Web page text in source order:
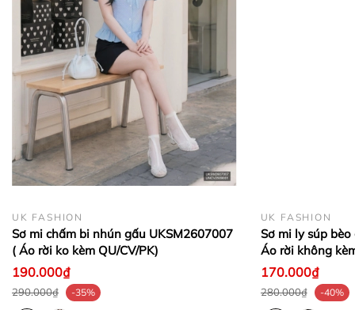
- CAM KẾT TRỰC TIẾP SẢN XUẤT - BÁN HÀNG GIÁ
GỐC
- HÀNG LỖI ĐỔI TRẢ 1 ĐỔI 1 TRONG VÒNG 7
NGÀY
+ Khách hàng được đổi size, đổi màu trong 7 ngày
kể từ ngày nhận hàng, điều kiện sản phẩm còn
nguyên tem, mác của công ty và chưa qua sử dụng.
+ Đối với sản phẩm thanh lý trên 50% (hàng xả),
- Giao hàng trên toàn quốc, nhận hàng trả tiền
_____________________________________________
UK FASHION
Sơ mi chấm bi nhún gấu UKSM2607007
( Áo rời ko kèm QU/CV/PK)
190.000₫
290.000₫ -35%
UK FASHION
Sơ mi ly súp
Áo rời không
170.000₫
280.000₫ -40%